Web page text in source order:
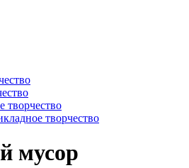
творчество
творчество
мусор